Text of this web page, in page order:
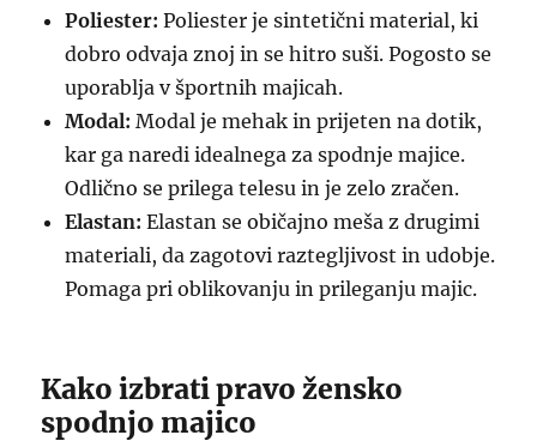
Poliester: Poliester je sintetični material, ki
dobro odvaja znoj in se hitro suši. Pogosto se
uporablja v športnih majicah.
Modal: Modal je mehak in prijeten na dotik,
kar ga naredi idealnega za spodnje majice.
Odlično se prilega telesu in je zelo zračen.
Elastan: Elastan se običajno meša z drugimi
materiali, da zagotovi raztegljivost in udobje.
Pomaga pri oblikovanju in prileganju majic.
Kako izbrati pravo žensko
spodnjo majico